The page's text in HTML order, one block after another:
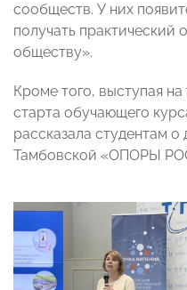
сообществ. У них
получать практический
обществу».
Кроме того, выступая
старта обучающего
рассказала студентам о
Тамбовской «ОПОРЫ